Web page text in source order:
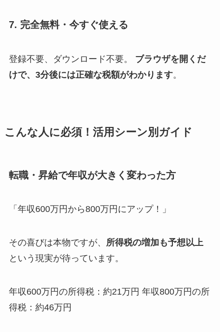
7. 完全無料・今すぐ使える
登録不要、ダウンロード不要。 ブラウザを開くだ
けで、3分後には正確な税額がわかります。
こんな人に必須！活用シーン別ガイド
転職・昇給で年収が大きく変わった方
「年収600万円から800万円にアップ！」
その喜びは本物ですが、 所得税の増加も予想以上
という現実が待っています。
年収600万円の所得税：約21万円 年収800万円の所
得税：約46万円